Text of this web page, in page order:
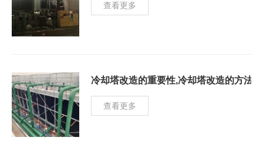
查看更多
冷却塔改造的重要性,冷却塔改造的方法
查看更多